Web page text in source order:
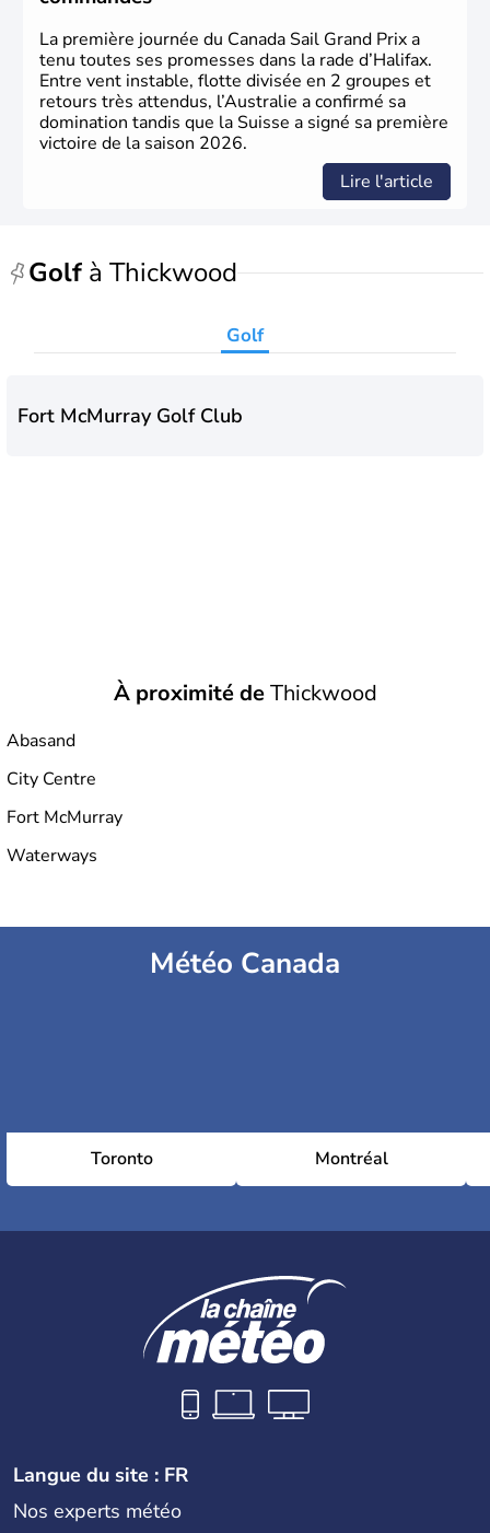
du XXème siècle lors d'une expédition dans le Grand
Nord.
La première journée du Canada Sail Grand Prix a
tenu toutes ses promesses dans la rade d’Halifax.
Entre vent instable, flotte divisée en 2 groupes et
retours très attendus, l’Australie a confirmé sa
domination tandis que la Suisse a signé sa première
victoire de la saison 2026.
Lire l'article
Golf à Thickwood
Golf
Fort McMurray Golf Club
À proximité deThickwood
Abasand
City Centre
Fort McMurray
Waterways
Météo Canada
Toronto Montréal
Langue du site : FR
Nos experts météo